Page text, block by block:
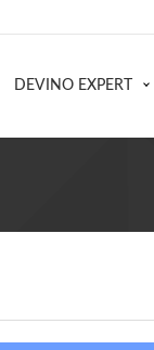
DEVINO EXPERT